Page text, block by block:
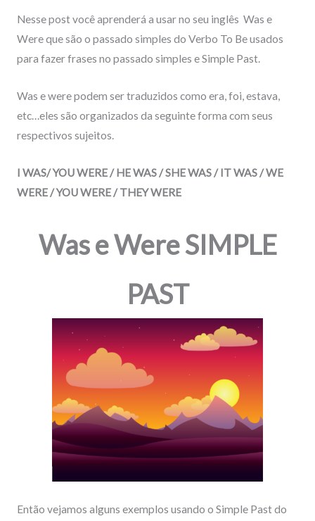
Nesse post você aprenderá a usar no seu inglês Was e
Were que são o passado simples do Verbo To Be usados
para fazer frases no passado simples e Simple Past.
Was e were podem ser traduzidos como era, foi, estava,
etc…eles são organizados da seguinte forma com seus
respectivos sujeitos.
I WAS/ YOUWERE/ HEWAS/ SHEWAS/ ITWAS/ WE
WERE/ YOUWERE/ THEYWERE
Was e Were SIMPLE
PAST
Então vejamos alguns exemplos usando o Simple Past do